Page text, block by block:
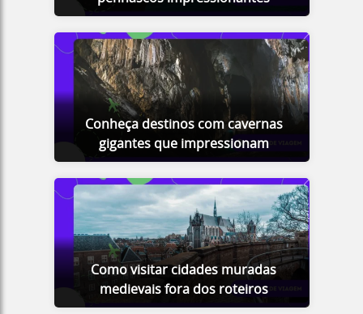
Conheça destinos com cavernas
gigantes que impressionam
Como visitar cidades muradas
medievais fora dos roteiros